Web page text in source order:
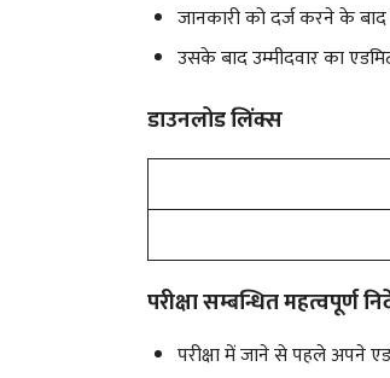
जानकारी को दर्ज करने के
उसके बाद उम्मीदवार का
डाउनलोड लिंक्स
परीक्षा सम्बन्धित महत्वपूर्ण
परीक्षा में जाने से पहले अपने